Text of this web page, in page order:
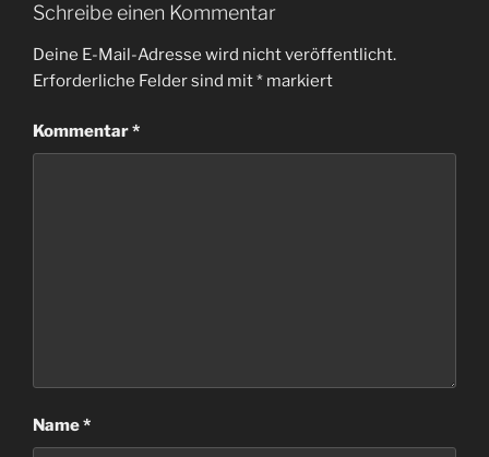
Schreibe einen Kommentar
Deine E-Mail-Adresse wird nicht veröffentlicht.
Erforderliche Felder sind mit* markiert
Kommentar*
Name*